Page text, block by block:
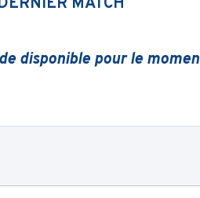
disponible pour le